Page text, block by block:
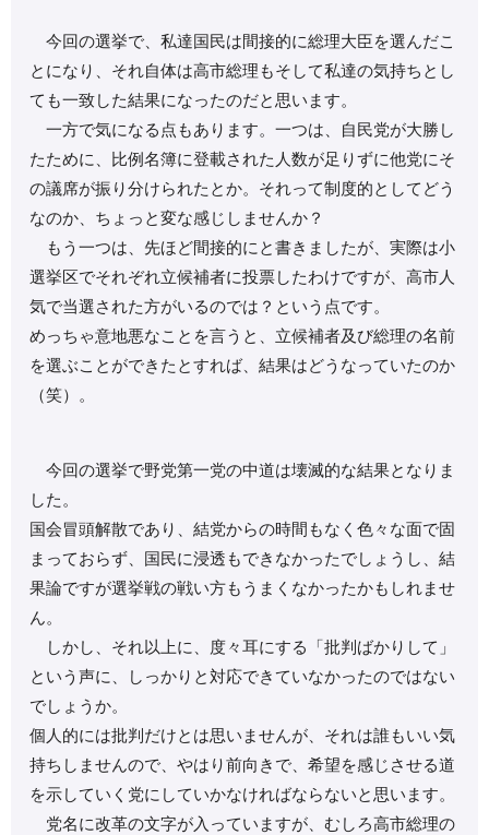
今回の選挙で、私達国民は間接的に総理大臣を選んだこ
とになり、それ自体は高市総理もそして私達の気持ちとし
ても一致した結果になったのだと思います。
一方で気になる点もあります。一つは、自民党が大勝し
たために、比例名簿に登載された人数が足りずに他党にそ
の議席が振り分けられたとか。それって制度的としてどう
なのか、ちょっと変な感じしませんか？
もう一つは、先ほど間接的にと書きましたが、実際は小
選挙区でそれぞれ立候補者に投票したわけですが、高市人
気で当選された方がいるのでは？という点です。
めっちゃ意地悪なことを言うと、立候補者及び総理の名前
を選ぶことができたとすれば、結果はどうなっていたのか
（笑）。
今回の選挙で野党第一党の中道は壊滅的な結果となりま
した。
国会冒頭解散であり、結党からの時間もなく色々な面で固
まっておらず、国民に浸透もできなかったでしょうし、結
果論ですが選挙戦の戦い方もうまくなかったかもしれませ
ん。
しかし、それ以上に、度々耳にする「批判ばかりして」
という声に、しっかりと対応できていなかったのではない
でしょうか。
個人的には批判だけとは思いませんが、それは誰もいい気
持ちしませんので、やはり前向きで、希望を感じさせる道
を示していく党にしていかなければならないと思います。
党名に改革の文字が入っていますが、むしろ高市総理の